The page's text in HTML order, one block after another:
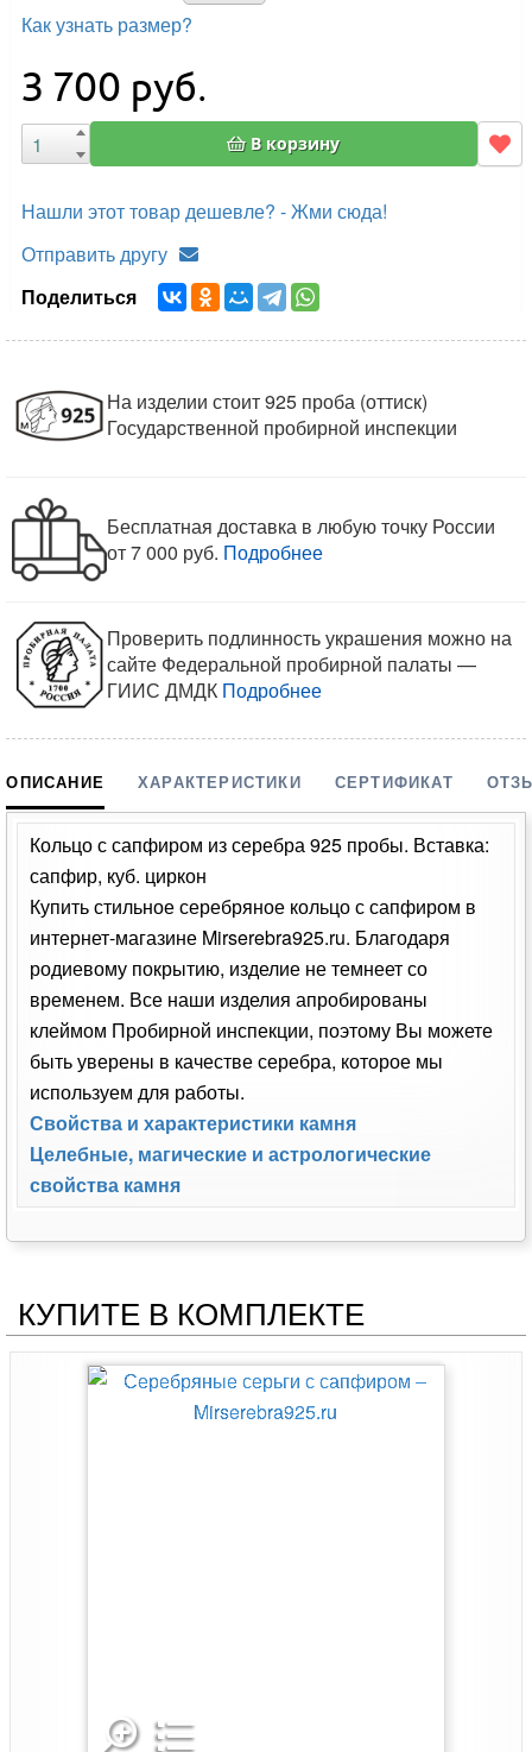
Как узнать размер?
3 700 руб.
В корзину
Нашли этот товар дешевле? - Жми сюда!
Отправить другу
Поделиться
На изделии стоит 925 проба (оттиск)
Государственной пробирной инспекции
Бесплатная доставка в любую точку России
от 7 000 руб. Подробнее
Проверить подлинность украшения можно на
сайте Федеральной пробирной палаты —
ГИИС ДМДК Подробнее
ОПИСАНИЕ ХАРАКТЕРИСТИКИ СЕРТИФИКАТ
Кольцо с сапфиром из серебра 925 пробы. Вставка:
сапфир, куб. циркон
Купить стильное серебряное кольцо с сапфиром в
интернет-магазине Mirserebra925.ru. Благодаря
родиевому покрытию, изделие не темнеет со
временем. Все наши изделия апробированы
клеймом Пробирной инспекции, поэтому Вы можете
быть уверены в качестве серебра, которое мы
используем для работы.
Свойства и характеристики камня
Целебные, магические и астрологические
свойства камня
КУПИТЕ В КОМПЛЕКТЕ